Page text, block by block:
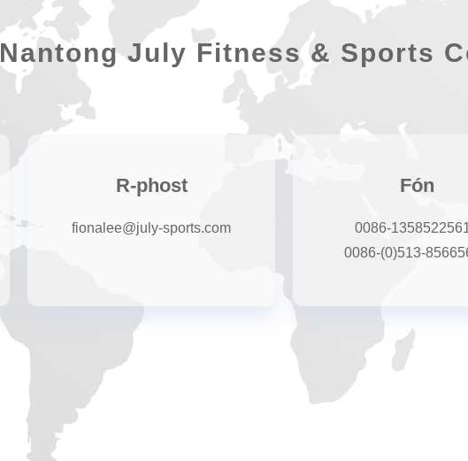
Nantong July Fitness & Sports
R-phost
fionalee@july-sports.com
Fón
0086-
0086-(0)513-